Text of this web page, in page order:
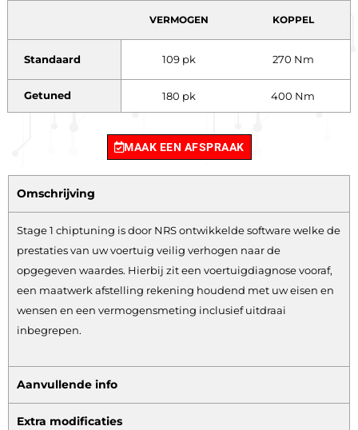
VERMOGEN KOPPEL
Standaard 109 pk 270 Nm
Getuned 180 pk 400 Nm
MAAK EEN AFSPRAAK
Omschrijving
Stage 1 chiptuning is door NRS ontwikkelde software welke de
prestaties van uw voertuig veilig verhogen naar de
opgegeven waardes. Hierbij zit een voertuigdiagnose vooraf,
een maatwerk afstelling rekening houdend met uw eisen en
wensen en een vermogensmeting inclusief uitdraai
inbegrepen.
Aanvullende info
Extra modificaties